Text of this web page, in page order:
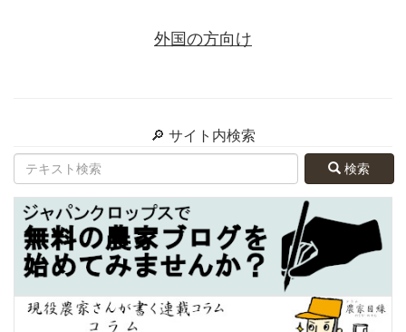
外国の方向け
🔎 サイト内検索
検索